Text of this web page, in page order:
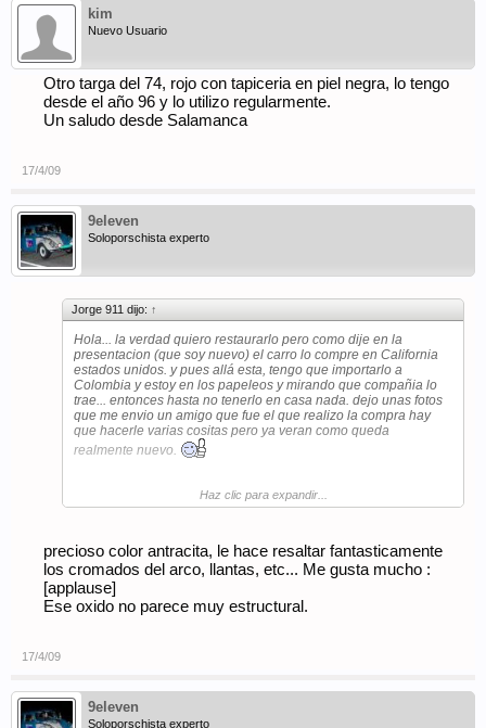
kim
Nuevo Usuario
Otro targa del 74, rojo con tapiceria en piel negra, lo tengo
desde el año 96 y lo utilizo regularmente.
Un saludo desde Salamanca
17/4/09
9eleven
Soloporschista experto
Jorge 911 dijo: ↑
Hola... la verdad quiero restaurarlo pero como dije en la
presentacion (que soy nuevo) el carro lo compre en California
estados unidos. y pues allá esta, tengo que importarlo a
Colombia y estoy en los papeleos y mirando que compañia lo
trae... entonces hasta no tenerlo en casa nada. dejo unas fotos
que me envio un amigo que fue el que realizo la compra hay
que hacerle varias cositas pero ya veran como queda
realmente nuevo.
Haz clic para expandir...
precioso color antracita, le hace resaltar fantasticamente
los cromados del arco, llantas, etc... Me gusta mucho :
[applause]
Ese oxido no parece muy estructural.
17/4/09
9eleven
Soloporschista experto